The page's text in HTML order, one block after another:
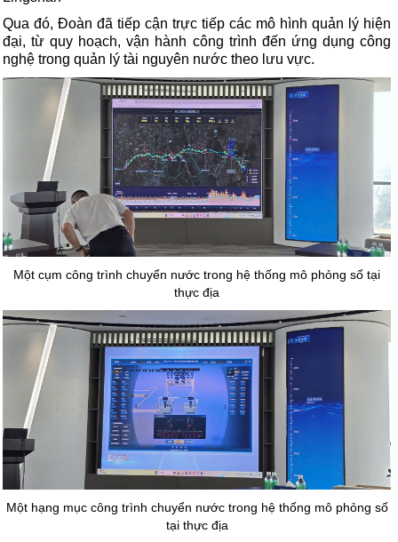
Qua đó, Đoàn đã tiếp cận trực tiếp các mô hình quản lý hiện
đại, từ quy hoạch, vận hành công trình đến ứng dụng công
nghệ trong quản lý tài nguyên nước theo lưu vực.
Một cụm công trình chuyển nước trong hệ thống mô phỏng số tại
thực địa
Một hạng mục công trình chuyển nước trong hệ thống mô phỏng số
tại thực địa